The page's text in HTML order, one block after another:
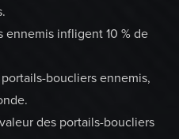
ennemis infligent 10 % de
boucliers ennemis,
des portails-boucliers